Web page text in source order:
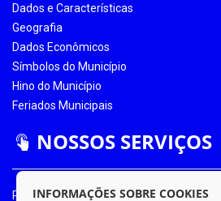
Dados e Características
Geografia
Dados Econômicos
Símbolos do Município
Hino do Município
Feriados Municipais
NOSSOS SERVIÇOS
Portal da Transparência
INFORMAÇÕES SOBRE COOKIES